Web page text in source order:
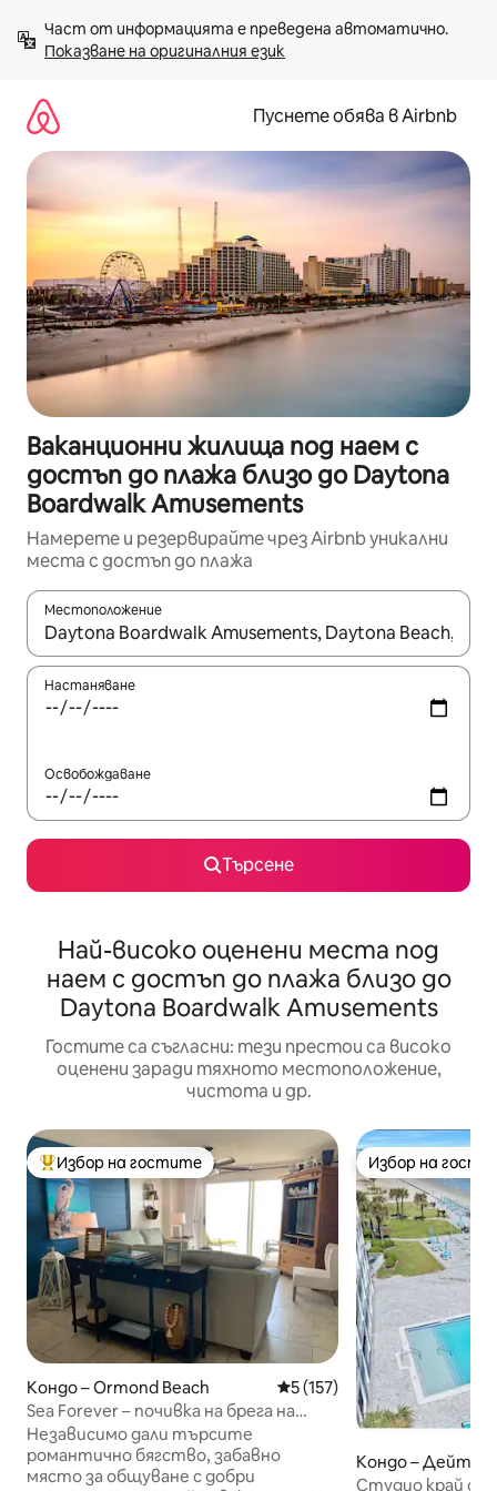
към
съдържанието
Показване на оригиналния език
Пуснете обява в Airbnb
Ваканционни жилища под наем с
достъп до плажа близо до Daytona
Boardwalk Amusements
Намерете и резервирайте чрез Airbnb уникални
места с достъп до плажа
Местоположение
Когато резултатите се покажат, използвайте
Настаняване
Освобождаване
Търсене
Най-високо оценени места под
наем с достъп до плажа близо до
Daytona Boardwalk Amusements
Гостите са съгласни: тези престои са високо
оценени заради тяхното местоположение,
чистота и др.
Най-популярен избор на гостите
Избор на гостите
Кондо – Ormond Beach Средна оценка: 5 от 5,
5 (157)
Sea Forever – почивка на брега на
океана в Ормънд Бийч
Независимо дали търсите
романтично бягство, забавно
място за общуване с добри
Избор на
Избор на
Кондо –
Студио край